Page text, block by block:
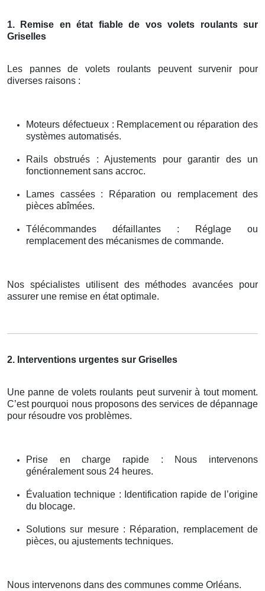
1. Remise en état fiable de vos volets roulants sur
Griselles
Les pannes de volets roulants peuvent survenir pour
diverses raisons :
Moteurs défectueux : Remplacement ou réparation des
systèmes automatisés.
Rails obstrués : Ajustements pour garantir des un
fonctionnement sans accroc.
Lames cassées : Réparation ou remplacement des
pièces abîmées.
Télécommandes défaillantes : Réglage ou
remplacement des mécanismes de commande.
Nos spécialistes utilisent des méthodes avancées pour
assurer une remise en état optimale.
2. Interventions urgentes sur Griselles
Une panne de volets roulants peut survenir à tout moment.
C’est pourquoi nous proposons des services de dépannage
pour résoudre vos problèmes.
Prise en charge rapide : Nous intervenons
généralement sous 24 heures.
Évaluation technique : Identification rapide de l’origine
du blocage.
Solutions sur mesure : Réparation, remplacement de
pièces, ou ajustements techniques.
Nous intervenons dans des communes comme Orléans.